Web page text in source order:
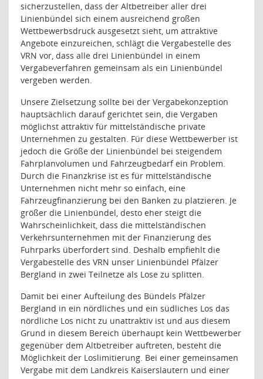
sicherzustellen, dass der Altbetreiber aller drei
Linienbündel sich einem ausreichend großen
Wettbewerbsdruck ausgesetzt sieht, um attraktive
Angebote einzureichen, schlägt die Vergabestelle des
VRN vor, dass alle drei Linienbündel in einem
Vergabeverfahren gemeinsam als ein Linienbündel
vergeben werden.
Unsere Zielsetzung sollte bei der Vergabekonzeption
hauptsächlich darauf gerichtet sein, die Vergaben
möglichst attraktiv für mittelständische private
Unternehmen zu gestalten. Für diese Wettbewerber ist
jedoch die Größe der Linienbündel bei steigendem
Fahrplanvolumen und Fahrzeugbedarf ein Problem.
Durch die Finanzkrise ist es für mittelständische
Unternehmen nicht mehr so einfach, eine
Fahrzeugfinanzierung bei den Banken zu platzieren. Je
größer die Linienbündel, desto eher steigt die
Wahrscheinlichkeit, dass die mittelständischen
Verkehrsunternehmen mit der Finanzierung des
Fuhrparks überfordert sind. Deshalb empfiehlt die
Vergabestelle des VRN unser Linienbündel Pfälzer
Bergland in zwei Teilnetze als Lose zu splitten.
Damit bei einer Aufteilung des Bündels Pfälzer
Bergland in ein nördliches und ein südliches Los das
nördliche Los nicht zu unattraktiv ist und aus diesem
Grund in diesem Bereich überhaupt kein Wettbewerber
gegenüber dem Altbetreiber auftreten, besteht die
Möglichkeit der Loslimitierung. Bei einer gemeinsamen
Vergabe mit dem Landkreis Kaiserslautern und einer